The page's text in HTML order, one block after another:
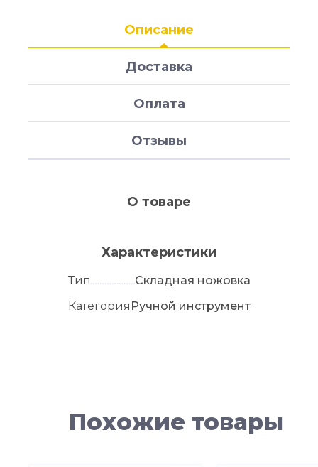
Описание
Доставка
Оплата
Отзывы
О товаре
Характеристики
Тип
Складная ножовка
Категория Ручной инструмент
Похожие товары